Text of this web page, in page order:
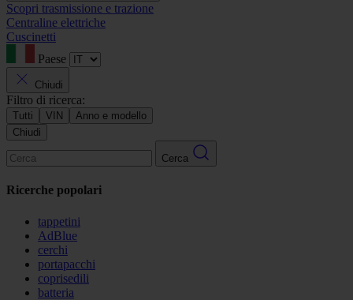
Scopri trasmissione e trazione
Centraline elettriche
Cuscinetti
Paese
Chiudi
Filtro di ricerca:
Tutti VIN
Anno e modello
Chiudi
Cerca
Ricerche popolari
tappetini
AdBlue
cerchi
portapacchi
coprisedili
batteria